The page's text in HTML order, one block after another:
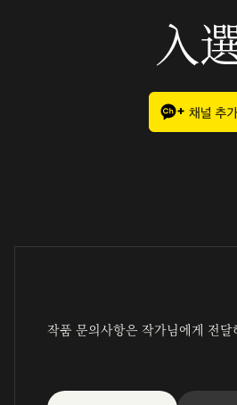
入
작품 문의사항은 작가님에게 전달